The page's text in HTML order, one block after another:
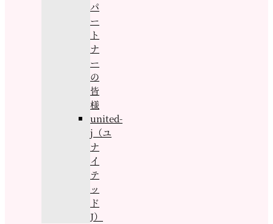
パ
ー
ト
ナ
ー
の
皆
様
united-
j（ユ
ナ
イ
テ
ッ
ド
J）